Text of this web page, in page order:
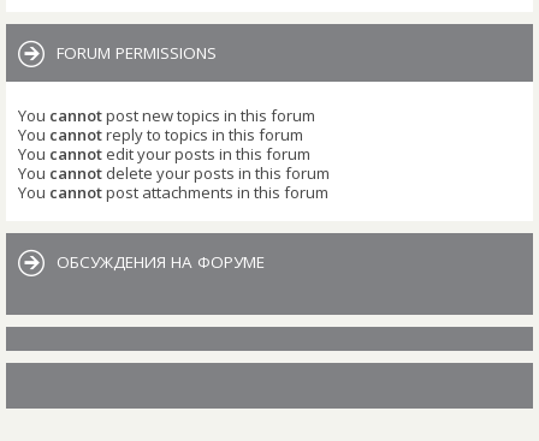
FORUM PERMISSIONS
You cannotpost new topics in this forum
You cannotreply to topics in this forum
You cannot edit your posts in this forum
You cannot delete your posts in this forum
You cannotpost attachments in this forum
ОБСУЖДЕНИЯ НА ФОРУМЕ